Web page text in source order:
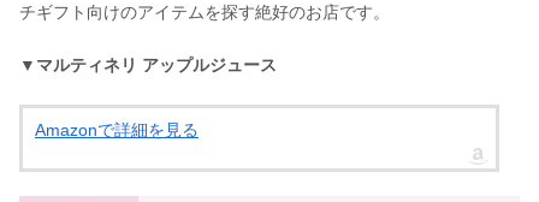
チギフト向けのアイテムを探す絶好のお店です。
▼マルティネリ アップルジュース
Amazonで詳細を見る